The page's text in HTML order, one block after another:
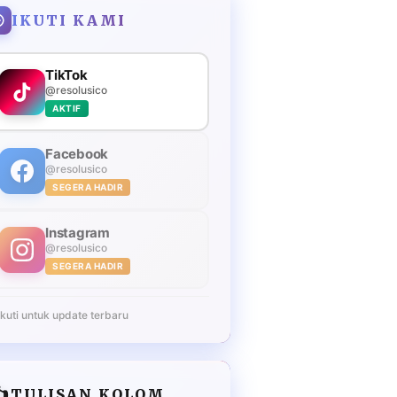
IKUTI KAMI
TikTok
@resolusico
AKTIF
Facebook
@resolusico
SEGERA HADIR
Instagram
@resolusico
SEGERA HADIR
untuk update terbaru